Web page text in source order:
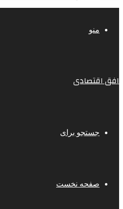
منو
افق اقتصادی
جستجو برای
صفحه نخست